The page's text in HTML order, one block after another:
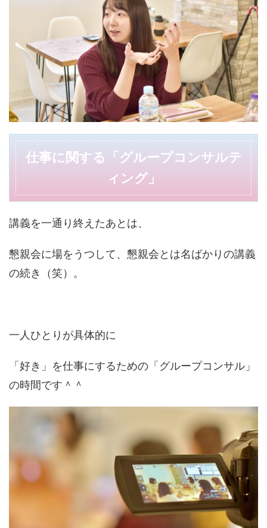
仕事に関する「グループコンサルテ
ィング」
講義を一通り終えたあとは、
懇親会に場をうつして、懇親会とは名ばかりの講義
の続き（笑）。
一人ひとりが具体的に
「好き」を仕事にするための「グループコンサル」
の時間です＾＾